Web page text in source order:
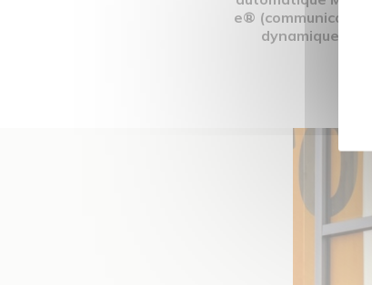
e® (communication
dynamique)